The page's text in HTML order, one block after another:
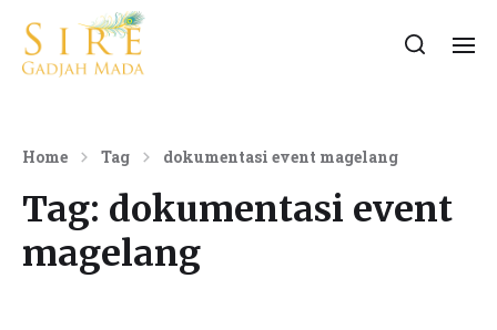
Home Tag dokumentasi event magelang
Tag: dokumentasi event
magelang